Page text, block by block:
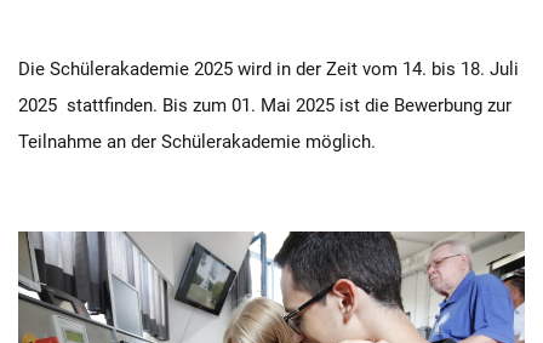
Die Schülerakademie 2025 wird in der Zeit vom 14. bis 18. Juli
2025 stattfinden. Bis zum 01. Mai 2025 ist die Bewerbung zur
Teilnahme an der Schülerakademie möglich.